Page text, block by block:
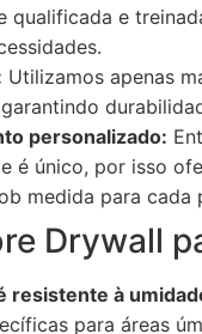
qualificada e
Utilizamos apenas
personalizado:
é único, por isso
medida para cada
Drywall
resistente à
para áreas